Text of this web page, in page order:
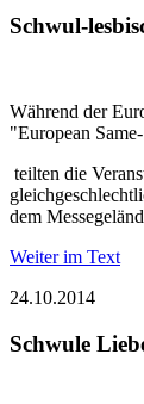
Schwul-
Während der
"European
teilten die
dem
Weiter im Text
24.10.2014
Schwule